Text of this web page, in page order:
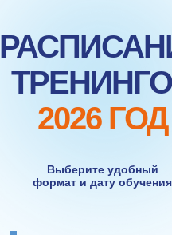
Выберите удобный
формат и дату обучения
2026 ГОД